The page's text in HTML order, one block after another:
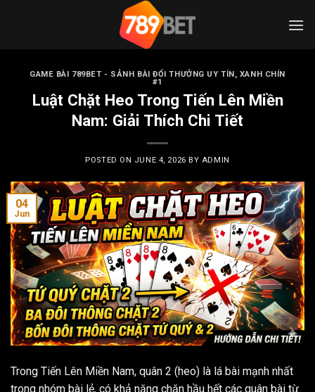
GAME BÀI 789BET - SẢNH BÀI ĐỔI THƯỞNG UY TÍN, XANH CHÍN
#1
Luật Chặt Heo Trong Tiến Lên Miền
Nam: Giải Thích Chi Tiết
POSTED ON JUNE 4, 2026 BY ADMIN
04
Jun
Trong Tiến Lên Miền Nam, quân 2 (heo) là lá bài mạnh nhất
trong nhóm bài lẻ, có khả năng chặn hầu hết các quân bài từ